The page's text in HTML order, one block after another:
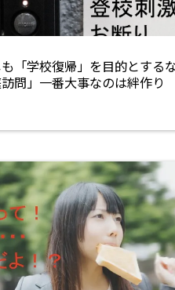
も「学校復帰」を目的とする
問」一番大事なのは絆作り